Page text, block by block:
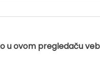
u ovom pregledaču